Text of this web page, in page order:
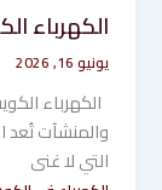
الكهرباء
يونيو 16, 2026
الكهرباء
والمنشآت تُعد
التي لا غنى